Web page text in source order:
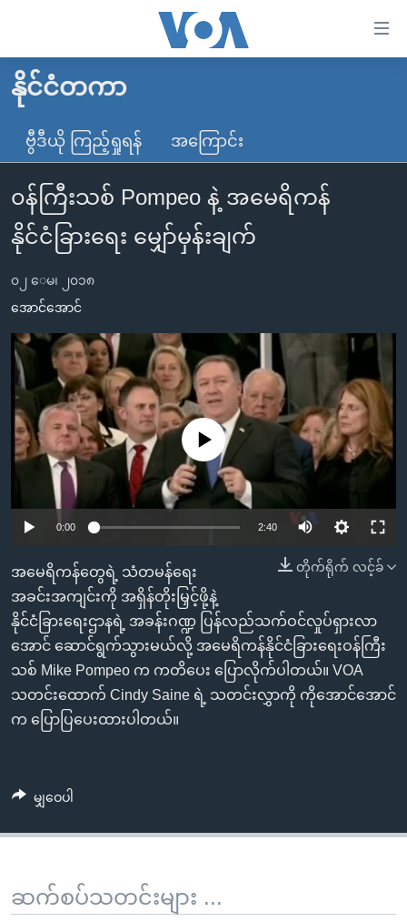
လွယ်ကူ
စေ
သည့်
Link
များ
ပင်မ
သို့
ကျော်
ကြည့်
ရန်
ပင်မ
ညွန်း
စာမျက်နှာ
ကျော်
ကြည့်
ရန်
နေရာ
မူလစာမျက်နှာ
မြန်မာ
ကမ္ဘာ့သတင်းများ
နိုင်ငံတကာ
အမေရိကန်
အစ္စရေး-ပါလက်စတိုင်း
ဗွီဒီယို
သတင်းလွတ်လပ်ခွင့်
ရပ်ဝန်းတခု လမ်းတခု အလွန်
အင်္ဂလိပ်စာလေ့လာမယ်
မကြေးမုံရဲ့ အင်္ဂလိပ်စာ
ရုပ်ရှင်ထဲက အင်္ဂလိပ်စာ
သုတပဒေသာ အင်္ဂလိပ်စာ
ရေဒီယို
တီဗွီ
ရေဒီယိုနှင့်ရုပ်သံ အချက်အလက်များ
ရေဒီယို/တီဗွီအစီအစဉ်
Learning English
ဗွီအိုအေ လူမှုကွန်ယက်များ
ဘာသာစကားများ
နိုင်ငံတကာ
ဗွီဒီယို ကြည့်ရှုရန် အကြောင်း
၀န်ကြီးသစ် Pompeo နဲ့ အမေရိကန်
နိုင်ငံခြားရေး မျှော်မှန်းချက်
၀၂ ေမ၊ ၂၀၁၈
အောင်အောင်
No media source currently available
0:00 2:40
တိုက်ရိုက် လင့်ခ်
အမေရိကန်တွေရဲ့ သံတမန်ရေး
အခင်းအကျင်းကို အရှိန်တိုးမြှင့်ဖို့နဲ့
နိုင်ငံခြားရေးဌာနရဲ့ အခန်းဂဏ္ဍ ပြန်လည်သက်ဝင်လှုပ်ရှားလာ
အောင် ဆောင်ရွက်သွားမယ်လို့ အမေရိကန်နိုင်ငံခြားရေးဝန်ကြီး
သစ် Mike Pompeo က ကတိပေး ပြောလိုက်ပါတယ်။ VOA
သတင်းထောက် Cindy Saine ရဲ့ သတင်းလွှာကို ကိုအောင်အောင်
က ပြောပြပေးထားပါတယ်။
မျှဝေပါ
ဆက်စပ်သတင်းများ ...